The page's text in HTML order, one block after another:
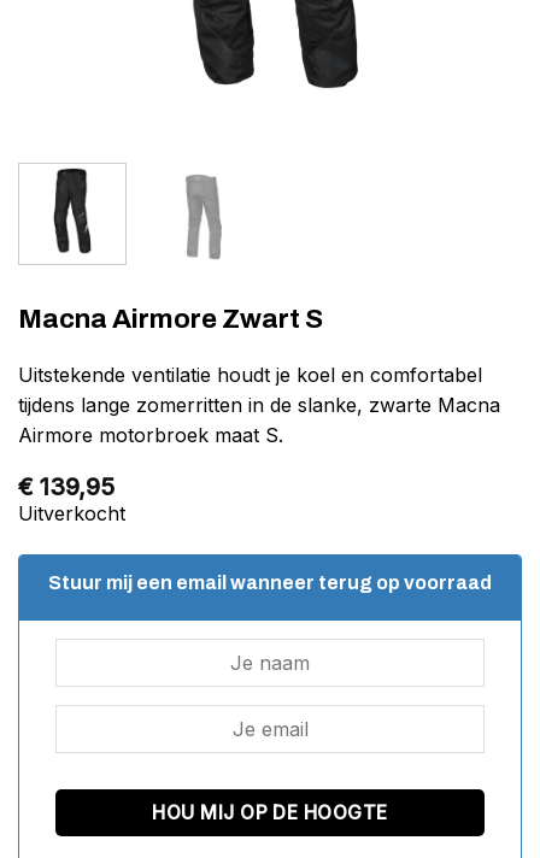
Macna Airmore Zwart S
Uitstekende ventilatie houdt je koel en comfortabel
tijdens lange zomerritten in de slanke, zwarte Macna
Airmore motorbroek maat S.
€ 139,95
Uitverkocht
Stuur mij een email wanneer terug op voorraad